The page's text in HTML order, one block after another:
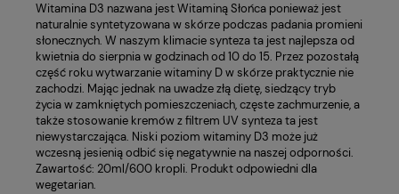
Witamina D3 nazwana jest Witaminą Słońca ponieważ jest
naturalnie syntetyzowana w skórze podczas padania promieni
słonecznych. W naszym klimacie synteza ta jest najlepsza od
kwietnia do sierpnia w godzinach od 10 do 15. Przez pozostałą
część roku wytwarzanie witaminy D w skórze praktycznie nie
zachodzi. Mając jednak na uwadze złą dietę, siedzący tryb
życia w zamkniętych pomieszczeniach, częste zachmurzenie, a
także stosowanie kremów z filtrem UV synteza ta jest
niewystarczająca. Niski poziom witaminy D3 może już
wczesną jesienią odbić się negatywnie na naszej odporności.
Zawartość: 20ml/600 kropli. Produkt odpowiedni dla
wegetarian.